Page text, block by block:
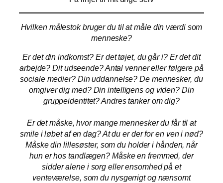
Hvilken målestok bruger du til at måle din værdi som
menneske?
Er det din indkomst? Er det tøjet, du går i? Er det dit
arbejde? Dit udseende? Antal venner eller følgere på
sociale medier? Din uddannelse? De mennesker, du
omgiver dig med? Din intelligens og viden? Din
gruppeidentitet?Andres tanker om dig?
Er det måske, hvor mange mennesker du får til at
smile i løbet af en dag? At du er der for en ven i nød?
Måske din lillesøster, som du holder i hånden, når
hun er hos tandlægen? Måske en fremmed, der
sidder alene i sorg eller ensomhed på et
venteværelse, som du nysgerrigt og nænsomt